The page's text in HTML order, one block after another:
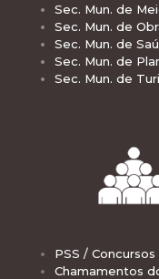
Sec. Mun. de
Sec. Mun. de
Sec. Mun. de
Sec. Mun. de
Sec. Mun. de
PSS /
Chamamentos